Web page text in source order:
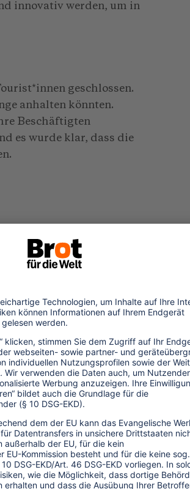
innovativ werden, um in
geschlossen.
anhalten könnten.
Beschäftigten
es wurde klar, dass die
schossen neue
Küchenpersonal
Techniker aus
an. Schneider
öffnenden Geschäfte.
bequem fanden, nicht
Viele Bauern,
waren,
Auf der Insel
Einwohner, Seegras
sie auf den Neustart
Inlandstourismus